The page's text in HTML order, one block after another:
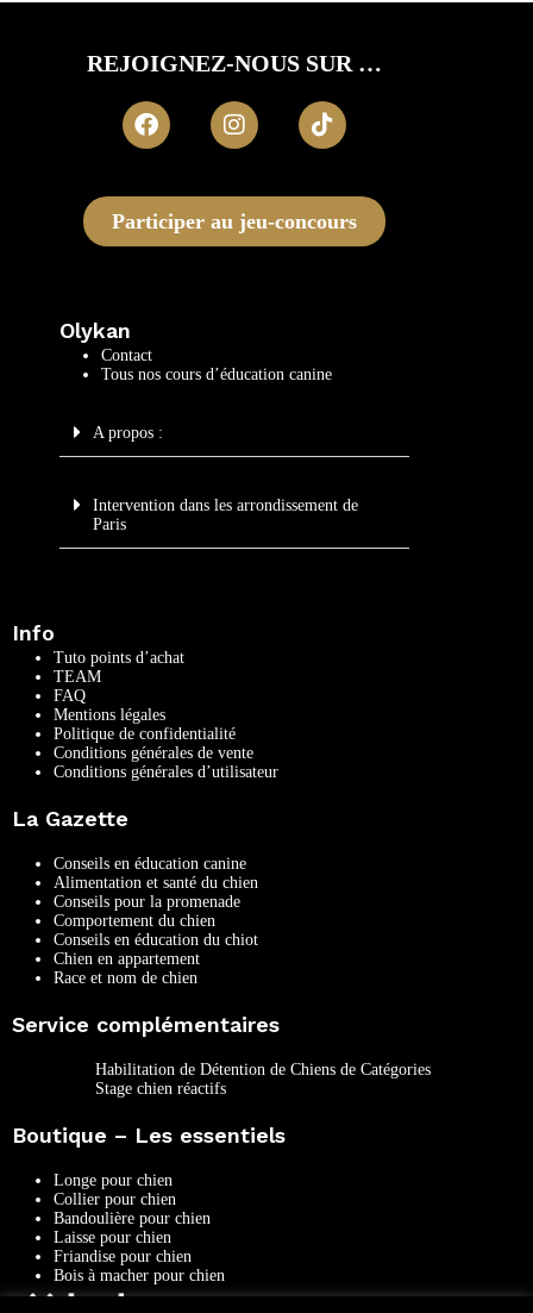
REJOIGNEZ-NOUS SUR …
Participer au jeu-concours
Olykan
Contact
Tous nos cours d’éducation canine
A propos :
Intervention dans les arrondissement de
Paris
Info
Tuto points d’achat
TEAM
FAQ
Mentions légales
Politique de confidentialité
Conditions générales de vente
Conditions générales d’utilisateur
La Gazette
Conseils en éducation canine
Alimentation et santé du chien
Conseils pour la promenade
Comportement du chien
Conseils en éducation du chiot
Chien en appartement
Race et nom de chien
Service complémentaires
Habilitation de Détention de Chiens de Catégories
Stage chien réactifs
Boutique – Les essentiels
Longe pour chien
Collier pour chien
Bandoulière pour chien
Laisse pour chien
Friandise pour chien
Bois à macher pour chien